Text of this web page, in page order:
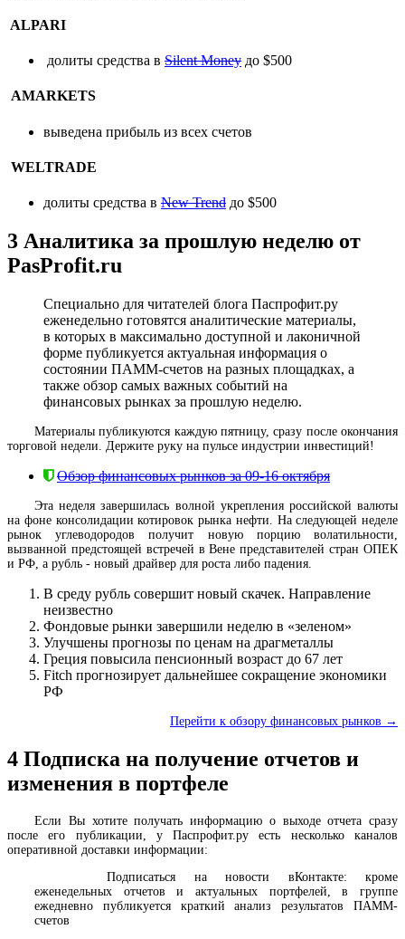
ALPARI
долиты средства в Silent Money до $500
AMARKETS
выведена прибыль из всех счетов
WELTRADE
долиты средства в New Trend до $500
3 Аналитика за прошлую неделю от
PasProfit.ru
Специально для читателей блога Паспрофит.ру
еженедельно готовятся аналитические материалы,
в которых в максимально доступной и лаконичной
форме публикуется актуальная информация о
состоянии ПАММ-счетов на разных площадках, а
также обзор самых важных событий на
финансовых рынках за прошлую неделю.
Материалы публикуются каждую пятницу, сразу после окончания
торговой недели. Держите руку на пульсе индустрии инвестиций!
Обзор финансовых рынков за 09-16 октября
Эта неделя завершилась волной укрепления российской валюты
на фоне консолидации котировок рынка нефти. На следующей неделе
рынок углеводородов получит новую порцию волатильности,
вызванной предстоящей встречей в Вене представителей стран ОПЕК
и РФ, а рубль - новый драйвер для роста либо падения.
В среду рубль совершит новый скачек. Направление
неизвестно
Фондовые рынки завершили неделю в «зеленом»
Улучшены прогнозы по ценам на драгметаллы
Греция повысила пенсионный возраст до 67 лет
Fitch прогнозирует дальнейшее сокращение экономики
РФ
Перейти к обзору финансовых рынков →
4 Подписка на получение отчетов и
изменения в портфеле
Если Вы хотите получать информацию о выходе отчета сразу
после его публикации, у Паспрофит.ру есть несколько каналов
оперативной доставки информации:
Подписаться на новости вКонтакте: кроме
еженедельных отчетов и актуальных портфелей, в группе
ежедневно публикуется краткий анализ результатов ПАММ-
счетов